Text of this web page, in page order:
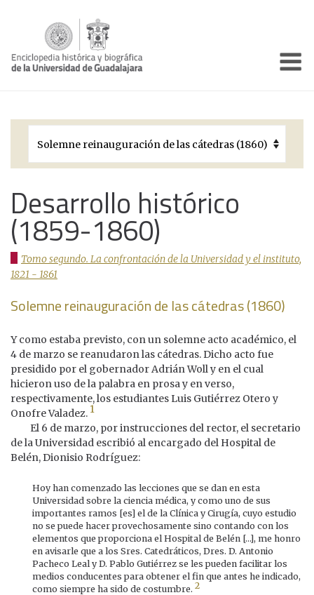
Períodos Históricos
Galería
Documentos institucionales
Desarrollo histórico
(1859-1860)
Tomo segundo. La confrontación de la Universidad y el instituto,
1821 - 1861
Solemne reinauguración de las cátedras (1860)
Y como estaba previsto, con un solemne acto académico, el
4 de marzo se reanudaron las cátedras. Dicho acto fue
presidido por el gobernador Adrián Woll y en el cual
hicieron uso de la palabra en prosa y en verso,
respectivamente, los estudiantes Luis Gutiérrez Otero y
Onofre Valadez. 1
El 6 de marzo, por instrucciones del rector, el secretario
de la Universidad escribió al encargado del Hospital de
Belén, Dionisio Rodríguez:
Hoy han comenzado las lecciones que se dan en esta
Universidad sobre la ciencia médica, y como uno de sus
importantes ramos [es] el de la Clínica y Cirugía, cuyo estudio
no se puede hacer provechosamente sino contando con los
elementos que proporciona el Hospital de Belén […], me honro
en avisarle que a los Sres. Catedráticos, Dres. D. Antonio
Pacheco Leal y D. Pablo Gutiérrez se les pueden facilitar los
medios conducentes para obtener el fin que antes he indicado,
como siempre ha sido de costumbre. 2